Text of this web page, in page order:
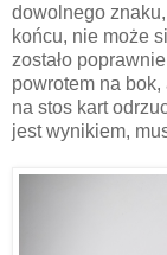
dowolnego
końcu, nie może
zostało
powrotem na bok,
na stos kart
jest wynikiem,